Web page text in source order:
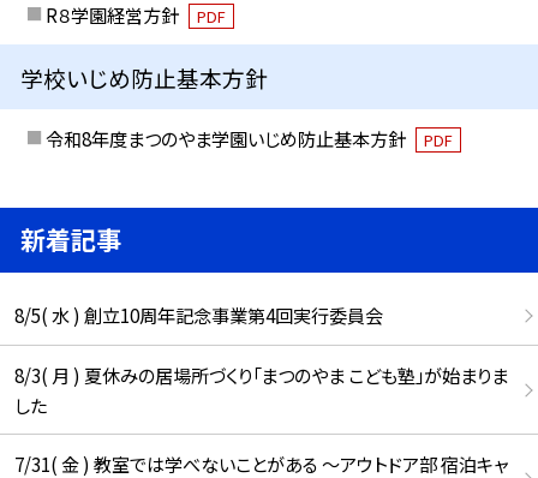
R８学園経営方針 PDF
学校いじめ防止基本方針
令和8年度まつのやま学園いじめ防止基本方針 PDF
新着記事
8/5( 水 ) 創立10周年記念事業第4回実行委員会
8/3( 月 ) 夏休みの居場所づくり「まつのやま こども塾」が始まりま
した
7/31( 金 ) 教室では学べないことがある ～アウトドア部 宿泊キャ